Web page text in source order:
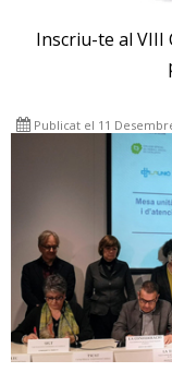
Inscriu-te al VIII
Publicat el 11